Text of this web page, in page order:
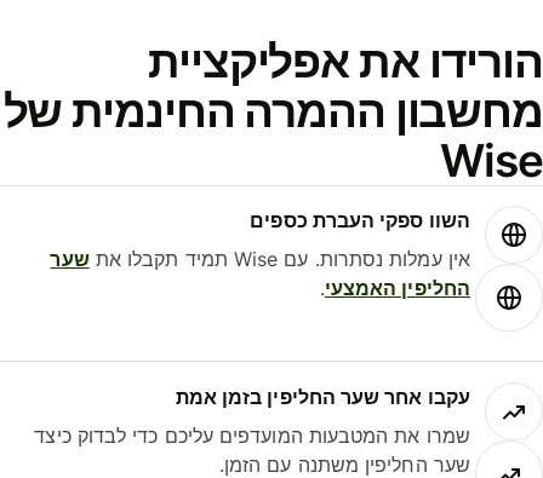
את אפליקציית
ההמרה החינמית של
השוו ספקי העברת כספים
אין עמלות נסתרות. עם Wise תמיד תקבלו את
שער
החליפין האמצעי.
עקבו אחר שער החליפין בזמן אמת
שמרו את המטבעות המועדפים עליכם כדי לבדוק כיצד
שער החליפין משתנה עם הזמן.